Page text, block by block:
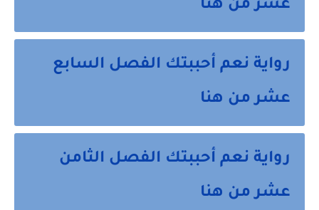
عشر من هنا
رواية نعم أحببتك الفصل السابع
عشر من هنا
رواية نعم أحببتك الفصل الثامن
عشر من هنا